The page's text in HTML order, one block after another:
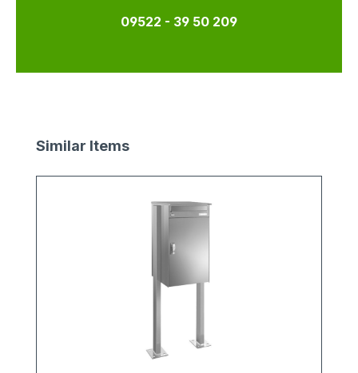
09522 - 39 50 209
Produktgalerie überspringen
Similar Items